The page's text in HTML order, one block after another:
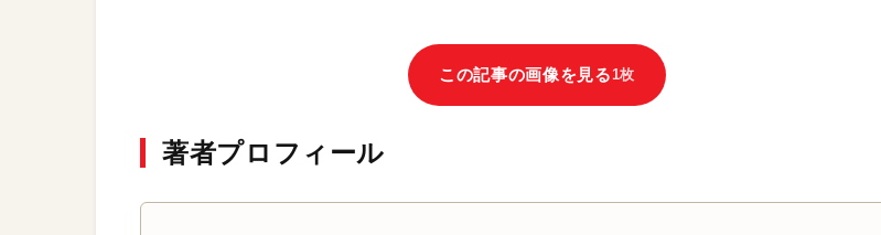
この記事の画像を見る 1枚
著者プロフィール